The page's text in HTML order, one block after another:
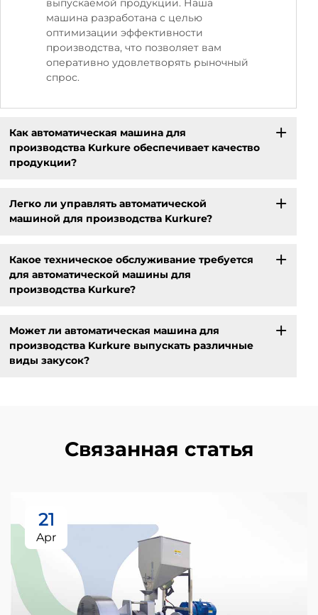
машина разработана с целью
оптимизации эффективности
производства, что позволяет вам
оперативно удовлетворять рыночный
спрос.
Как автоматическая машина для
производства Kurkure обеспечивает качество
продукции?
Легко ли управлять автоматической
машиной для производства Kurkure?
Какое техническое обслуживание требуется
для автоматической машины для
производства Kurkure?
Может ли автоматическая машина для
производства Kurkure выпускать различные
виды закусок?
Связанная статья
21
Apr